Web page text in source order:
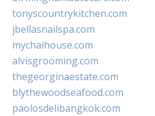
tonyscountrykitchen.com
jbellasnailspa.com
mychaihouse.com
alvisgrooming.com
thegeorginaestate.com
blythewoodseafood.com
paolosdelibangkok.com